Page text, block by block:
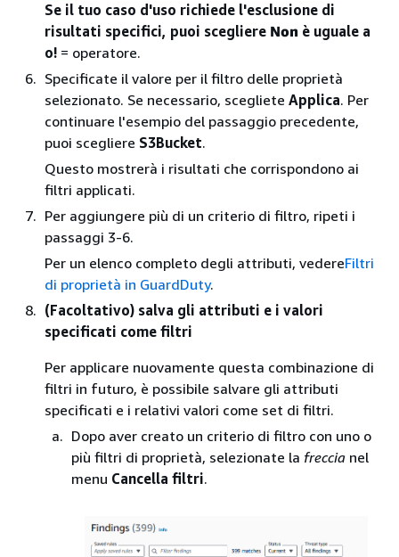
Se il tuo caso d'uso richiede l'esclusione di
risultati specifici, puoi scegliere Non è uguale a
o! = operatore.
Specificate il valore per il filtro delle proprietà
selezionato. Se necessario, scegliete Applica. Per
continuare l'esempio del passaggio precedente,
puoi scegliere S3Bucket.
Questo mostrerà i risultati che corrispondono ai
filtri applicati.
Per aggiungere più di un criterio di filtro, ripeti i
passaggi 3-6.
Per un elenco completo degli attributi, vedereFiltri
di proprietà in GuardDuty.
(Facoltativo) salva gli attributi e i valori
specificati come filtri
Per applicare nuovamente questa combinazione di
filtri in futuro, è possibile salvare gli attributi
specificati e i relativi valori come set di filtri.
Dopo aver creato un criterio di filtro con uno o
più filtri di proprietà, selezionate la freccia nel
menu Cancella filtri.